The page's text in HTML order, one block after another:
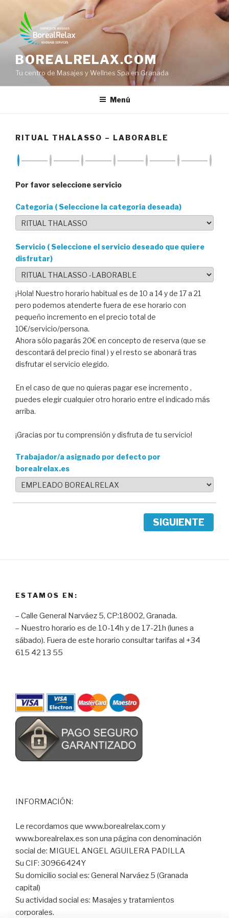
contenido
BOREALRELAX.COM
Tu centro de Masajes y Wellnes Spa en Granada
Menú
RITUAL THALASSO – LABORABLE
Por favor seleccione servicio
Categoría ( Seleccione la categoría deseada)
Servicio ( Seleccione el servicio deseado que quiere
disfrutar)
¡Hola! Nuestro horario habitual es de 10 a 14 y de 17 a 21
pero podemos atenderte fuera de ese horario con
pequeño incremento en el precio total de
10€/servicio/persona.
Ahora sólo pagarás 20€ en concepto de reserva (que se
descontará del precio final ) y el resto se abonará tras
disfrutar el servicio elegido.
En el caso de que no quieras pagar ese incremento ,
puedes elegir cualquier otro horario entre el indicado más
arriba.
¡Gracias por tu comprensión y disfruta de tu servicio!
Trabajador/a asignado por defecto por
borealrelax.es
SIGUIENTE
ESTAMOS EN:
– Calle General Narváez 5, CP:18002, Granada.
– Nuestro horario es de 10-14h y de 17-21h (lunes a
sábado). Fuera de este horario consultar tarifas al +34
615 42 13 55
INFORMACIÓN:
Le recordamos que www.borealrelax.com y
www.borealrelax.es son una página con denominación
social de: MIGUEL ANGEL AGUILERA PADILLA
Su CIF: 30966424Y
Su domicilio social es: General Narváez 5 (Granada
capital)
Su actividad social es: Masajes y tratamientos
corporales.